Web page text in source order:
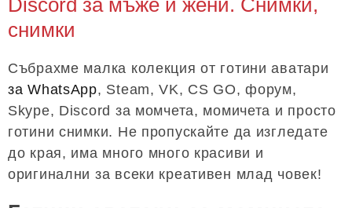
Discord за мъже и жени. Снимки,
снимки
Събрахме малка колекция от готини аватари
за WhatsApp, Steam, VK, CS GO, форум,
Skype, Discord за момчета, момичета и просто
готини снимки. Не пропускайте да изгледате
до края, има много много красиви и
оригинални за всеки креативен млад човек!